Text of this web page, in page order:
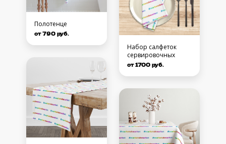
Полотенце
от 790 руб.
Набор салфеток
сервировочных
от 1700 руб.